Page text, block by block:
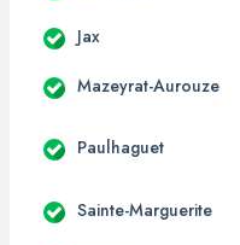
Jax
Mazeyrat-Aurouze
Paulhaguet
Sainte-Marguerite